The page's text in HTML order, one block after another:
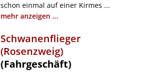
schon einmal auf einer Kirmes ...
mehr anzeigen ...
Schwanenflieger
(Rosenzweig)
(Fahrgeschäft)